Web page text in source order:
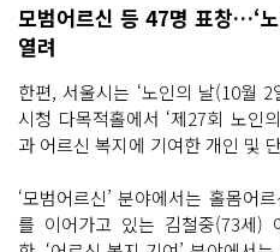
모범어르신 등 47명 표창…‘
열려
한편, 서울시는 ‘노인의 날(10월
시청 다목적홀에서 ‘제27회 노인
과 어르신 복지에 기여한 개인 및
‘모범어르신’ 분야에서는 홀몸어
를 이어가고 있는 김철중(73세)